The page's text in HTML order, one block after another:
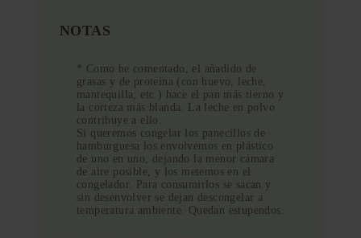
NOTAS
* Como he comentado, el añadido de
grasas y de proteína (con huevo, leche,
mantequilla, etc.) hace el pan más tierno y
la corteza más blanda. La leche en polvo
contribuye a ello.
Si queremos congelar los panecillos de
hamburguesa los envolvemos en plástico
de uno en uno, dejando la menor cámara
de aire posible, y los metemos en el
congelador. Para consumirlos se sacan y
sin desenvolver se dejan descongelar a
temperatura ambiente. Quedan estupendos.